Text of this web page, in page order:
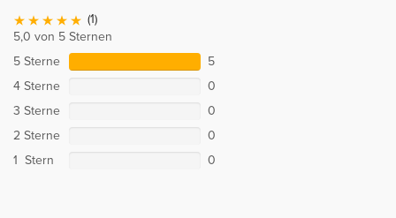
(1)
5,0 von 5 Sternen
5 Sterne
5
4 Sterne
0
3 Sterne
0
2 Sterne
0
1 Stern
0